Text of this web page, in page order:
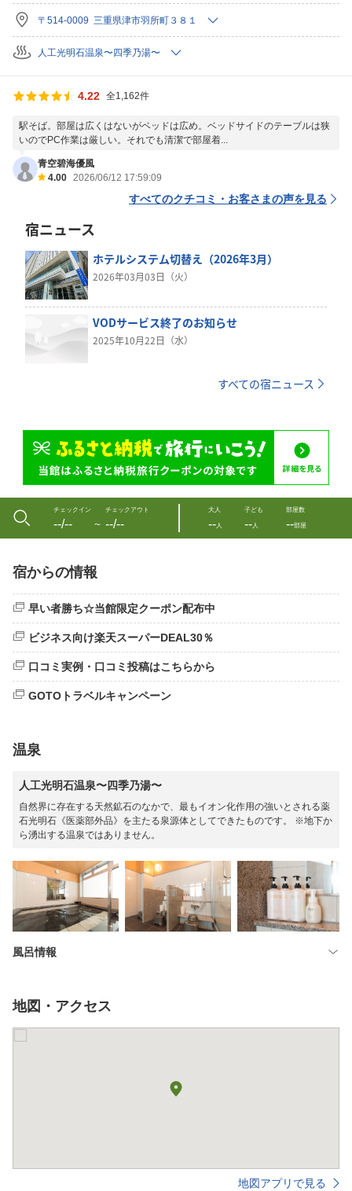
〒514-0009 三重県津市羽所町３８１
人工光明石温泉〜四季乃湯〜
4.22 全1,162件
駅そば。部屋は広くはないがベッドは広め。ベッドサイドのテーブルは狭
いのでPC作業は厳しい。それでも清潔で部屋着...
青空碧海優風
4.00 2026/06/12 17:59:09
すべてのクチコミ・お客さまの声を見る
宿ニュース
ホテルシステム切替え（2026年3月）
2026年03月03日（火）
VODサービス終了のお知らせ
2025年10月22日（水）
すべての宿ニュース
チェックイン
--/-- 〜
チェックアウト
--/--
大人
--人
子ども
--人
部屋数
--部屋
宿からの情報
早い者勝ち☆当館限定クーポン配布中
ビジネス向け楽天スーパーDEAL30％
口コミ実例・口コミ投稿はこちらから
GOTOトラベルキャンペーン
温泉
人工光明石温泉〜四季乃湯〜
自然界に存在する天然鉱石のなかで、最もイオン化作用の強いとされる薬
石光明石《医薬部外品》を主たる泉源体としてできたものです。 ※地下か
ら湧出する温泉ではありません。
風呂情報
地図・アクセス
地図アプリで見る